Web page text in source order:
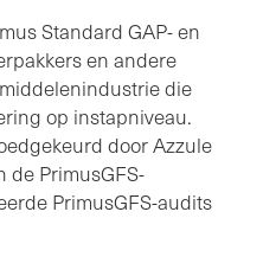
Standard GAP- en
en andere
die
op instapniveau.
door Azzule
de PrimusGFS-
PrimusGFS-audits